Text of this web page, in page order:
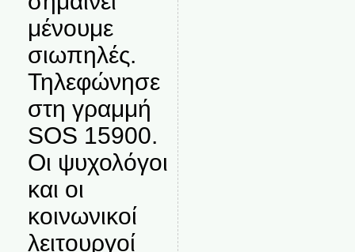
μένουμε
σιωπηλές.
Τηλεφώνησε
στη γραμμή
SOS 15900.
Οι ψυχολόγοι
και οι
κοινωνικοί
λειτουργοί